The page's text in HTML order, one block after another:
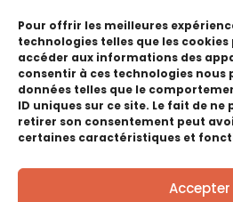
Pour offrir les meilleures
technologies telles que les
accéder aux informations des
consentir à ces technologies
données telles que le
ID uniques sur ce site. Le fait de ne
retirer son consentement peut
certaines caractéristiques et
Accepter